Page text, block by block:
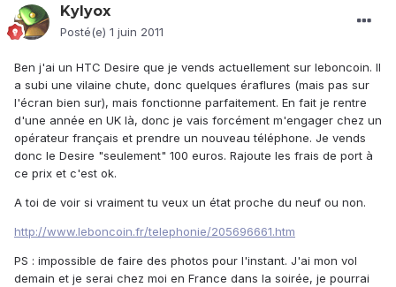
Kylyox
Posté(e) 1 juin 2011
Ben j'ai un HTC Desire que je vends actuellement sur leboncoin. Il
a subi une vilaine chute, donc quelques éraflures (mais pas sur
l'écran bien sur), mais fonctionne parfaitement. En fait je rentre
d'une année en UK là, donc je vais forcément m'engager chez un
opérateur français et prendre un nouveau téléphone. Je vends
donc le Desire "seulement" 100 euros. Rajoute les frais de port à
ce prix et c'est ok.
A toi de voir si vraiment tu veux un état proche du neuf ou non.
http://www.leboncoin.fr/telephonie/205696661.htm
PS : impossible de faire des photos pour l'instant. J'ai mon vol
demain et je serai chez moi en France dans la soirée, je pourrai